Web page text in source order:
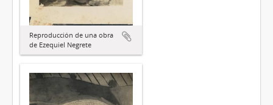
Reproducción de una obra
de Ezequiel Negrete